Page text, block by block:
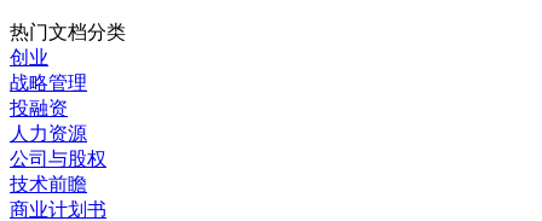
热门文档分类
创业
战略管理
投融资
人力资源
公司与股权
技术前瞻
商业计划书